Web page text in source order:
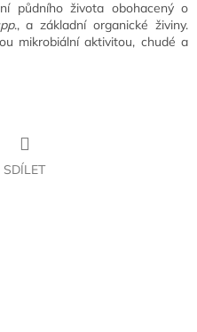
půdního života obohacený o
., a základní organické živiny.
mikrobiální aktivitou, chudé a
SDÍLET